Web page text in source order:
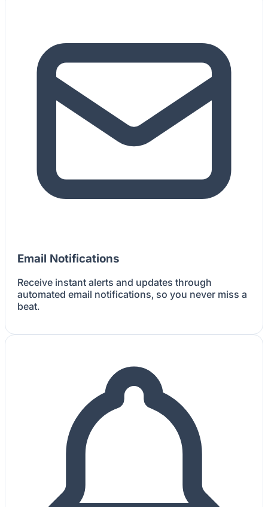
Email Notifications
Receive instant alerts and updates through
automated email notifications, so you never miss a
beat.